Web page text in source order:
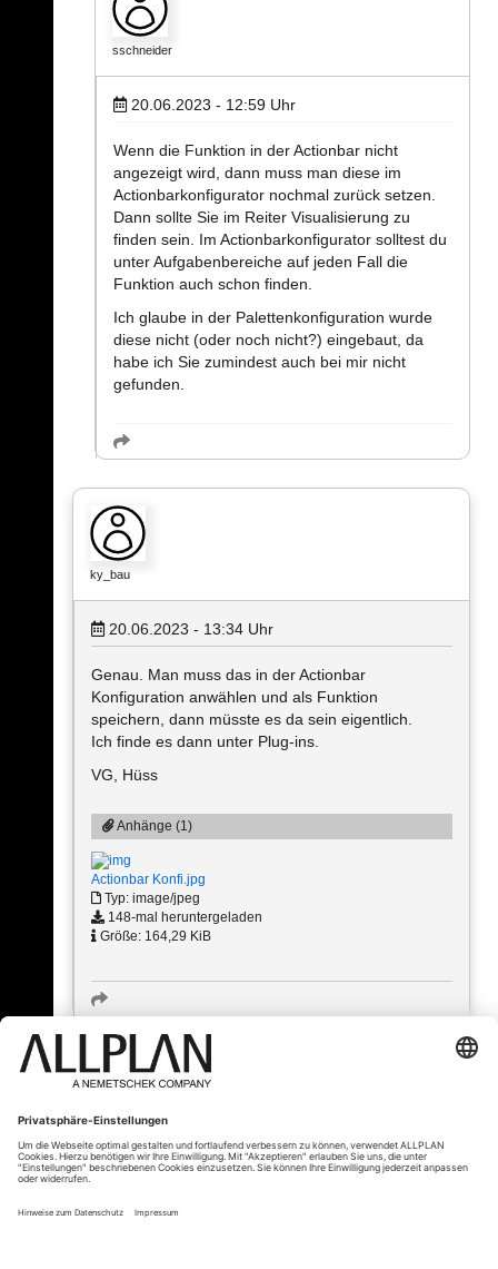
sschneider
20.06.2023 - 12:59 Uhr
Wenn die Funktion in der Actionbar nicht
angezeigt wird, dann muss man diese im
Actionbarkonfigurator nochmal zurück setzen.
Dann sollte Sie im Reiter Visualisierung zu
finden sein. Im Actionbarkonfigurator solltest du
unter Aufgabenbereiche auf jeden Fall die
Funktion auch schon finden.
Ich glaube in der Palettenkonfiguration wurde
diese nicht (oder noch nicht?) eingebaut, da
habe ich Sie zumindest auch bei mir nicht
gefunden.
ky_bau
20.06.2023 - 13:34 Uhr
Genau. Man muss das in der Actionbar
Konfiguration anwählen und als Funktion
speichern, dann müsste es da sein eigentlich.
Ich finde es dann unter Plug-ins.
VG, Hüss
Anhänge (1)
Actionbar Konfi.jpg
Typ: image/jpeg
148-mal heruntergeladen
Größe: 164,29 KiB
« Zurück